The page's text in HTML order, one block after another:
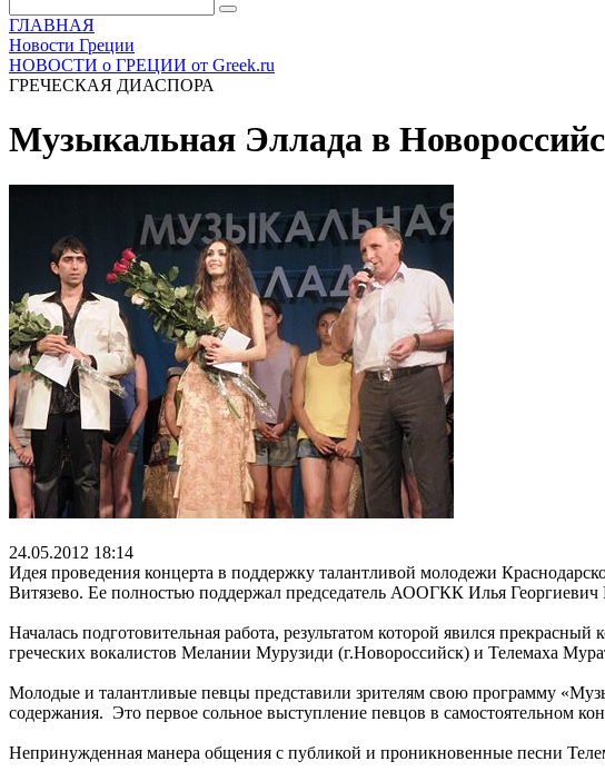
ГЛАВНАЯ
Новости Греции
НОВОСТИ о ГРЕЦИИ от Greek.ru
ГРЕЧЕСКАЯ ДИАСПОРА
Музыкальная Эллада в
24.05.2012 18:14
Идея проведения концерта в поддержку талантливой молодежи
Витязево. Ее полностью поддержал председатель АООГКК Илья Георгиевич
Началась подготовительная работа, результатом которой явился
греческих вокалистов Мелании Мурузиди (г.Новороссийск) и Телемаха
Молодые и талантливые певцы представили зрителям свою программу
содержания. Это первое сольное выступление певцов в самостоятельном
Непринужденная манера общения с публикой и проникновенные песни